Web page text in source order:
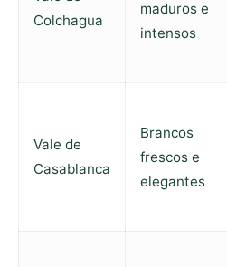
Colchagua
maduros e
intensos
Vale de
Casablanca
Brancos
frescos e
elegantes